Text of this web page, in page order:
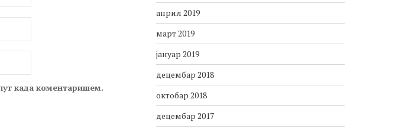
када коментаришем.
април 2019
март 2019
јануар 2019
децембар 2018
октобар 2018
децембар 2017